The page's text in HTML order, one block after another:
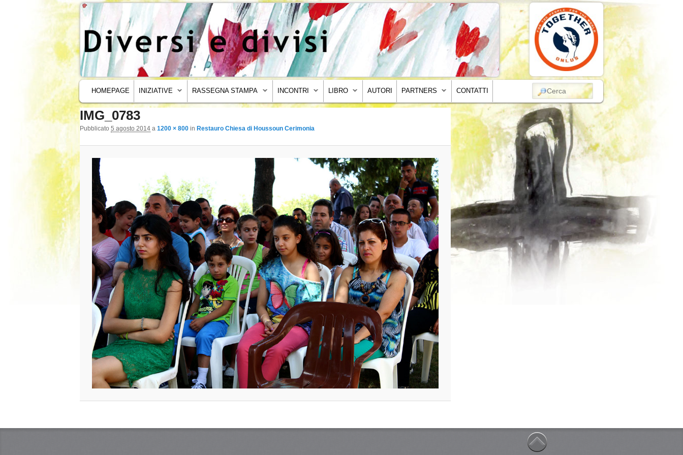
MENU PRINCIPALE
VAI AL CONTENUTO PRINCIPALE
VAI AL CONTENUTO SECONDARIO
HOMEPAGE INIZIATIVE RASSEGNA STAMPA INCONTRI LIBRO AUTORI PARTNERS CONTATTI CERCA
Navigazione immagini
IMG_0783
Pubblicato 5 agosto 2014 a 1200 × 800 in Restauro Chiesa di Houssoun Cerimonia